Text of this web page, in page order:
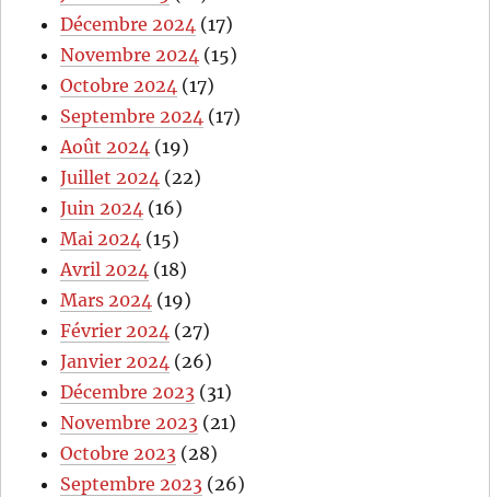
Décembre 2024 (17)
Novembre 2024 (15)
Octobre 2024 (17)
Septembre 2024 (17)
Août 2024 (19)
Juillet 2024 (22)
Juin 2024 (16)
Mai 2024 (15)
Avril 2024 (18)
Mars 2024 (19)
Février 2024 (27)
Janvier 2024 (26)
Décembre 2023 (31)
Novembre 2023 (21)
Octobre 2023 (28)
Septembre 2023 (26)